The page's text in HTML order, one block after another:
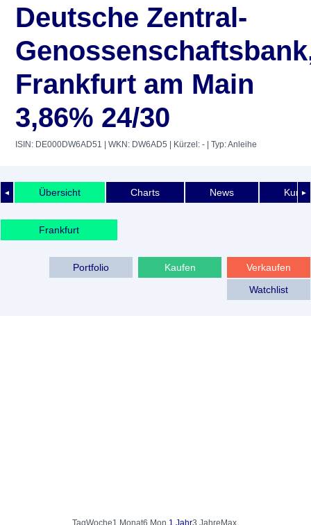
Deutsche Zentral-
Frankfurt am Main
3,86% 24/30
ISIN: DE000DW6AD51 | WKN: DW6AD5 | Kürzel: - | Typ: Anleihe
◄ ►
Übersicht Charts News
Frankfurt
Verkaufen
Kaufen
Portfolio
Watchlist
TagWoche1 Monat6 Mon.1 Jahr3 Jahre Max.